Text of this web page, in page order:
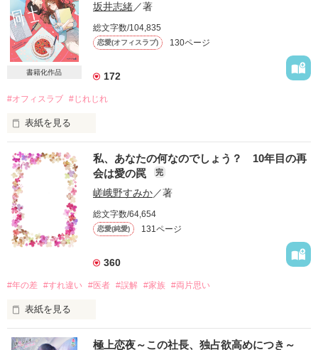
書籍化作品
坂井志緒／著
総文字数/104,835
恋愛(オフィスラブ) 130ページ
172
#オフィスラブ #じれじれ
表紙を見る
新卒で入社して５年１０ヶ月
私は会社に辞表を提出した
心残りはただひとつ
あの人に
好きだと
言ってもらえなかったこと
this company
2021/02/12~05/16
私、あなたの何なのでしょう？ 10年目の再
会は愛の罠
完
嵯峨野すみか／著
総文字数/64,654
恋愛(純愛) 131ページ
360
#年の差 #すれ違い #医者 #誤解 #家族 #両片思い
表紙を見る
極上恋夜～この社長、独占欲高めにつき～